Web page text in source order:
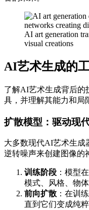
AI art generation
visual creations
AI艺术生成的
了解AI艺术生成背后的
具，并理解其能力和局
扩散模型：驱动现
大多数现代AI艺术生成
逆转噪声来创建图像的
训练阶段 ：模型
模式、风格、物体
前向扩散 ：在训
直到它们变成纯粹